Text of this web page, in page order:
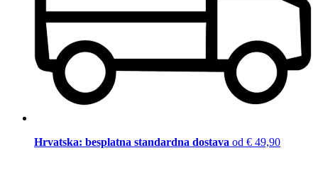
Hrvatska: besplatna standardna dostava od € 49,90